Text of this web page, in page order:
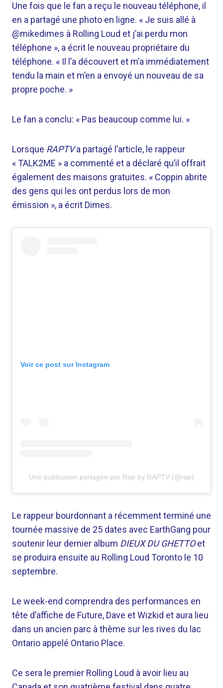
Une fois que le fan a reçu le nouveau téléphone, il
en a partagé une photo en ligne. « Je suis allé à
@mikedimes à Rolling Loud et j’ai perdu mon
téléphone », a écrit le nouveau propriétaire du
téléphone. « Il l’a découvert et m’a immédiatement
tendu la main et m’en a envoyé un nouveau de sa
propre poche. »
Le fan a conclu: « Pas beaucoup comme lui. »
Lorsque RAPTVa partagé l’article, le rappeur
« TALK2ME » a commenté et a déclaré qu’il offrait
également des maisons gratuites. « Coppin abrite
des gens qui les ont perdus lors de mon
émission », a écrit Dimes.
Voir ce post sur Instagram
Une publication partagée par Rap by RAPTV (@rap)
Le rappeur bourdonnant a récemment terminé une
tournée massive de 25 dates avec EarthGang pour
soutenir leur dernier album DIEUX DU GHETTOet
se produira ensuite au Rolling Loud Toronto le 10
septembre.
Le week-end comprendra des performances en
tête d’affiche de Future, Dave et Wizkid et aura lieu
dans un ancien parc à thème sur les rives du lac
Ontario appelé Ontario Place.
Ce sera le premier Rolling Loud à avoir lieu au